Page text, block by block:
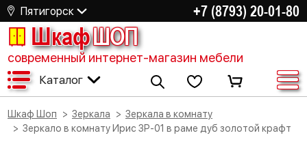
Пятигорск +7 (8793) 20-01-80
ШкафШОП
современный интернет-магазин мебели
Каталог
Шкаф Шоп Зеркала
Зеркала в комнату
Зеркало в комнату Ирис ЗР-01 в раме дуб золотой крафт